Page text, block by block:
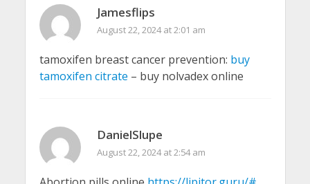
Jamesflips
August 22, 2024 at 2:01 am
tamoxifen breast cancer prevention: buy
tamoxifen citrate – buy nolvadex online
DanielSlupe
August 22, 2024 at 2:54 am